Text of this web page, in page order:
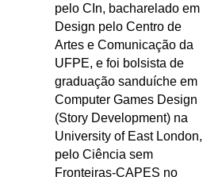
pelo CIn, bacharelado em
Design pelo Centro de
Artes e Comunicação da
UFPE, e foi bolsista de
graduação sanduíche em
Computer Games Design
(Story Development) na
University of East London,
pelo Ciência sem
Fronteiras-CAPES no